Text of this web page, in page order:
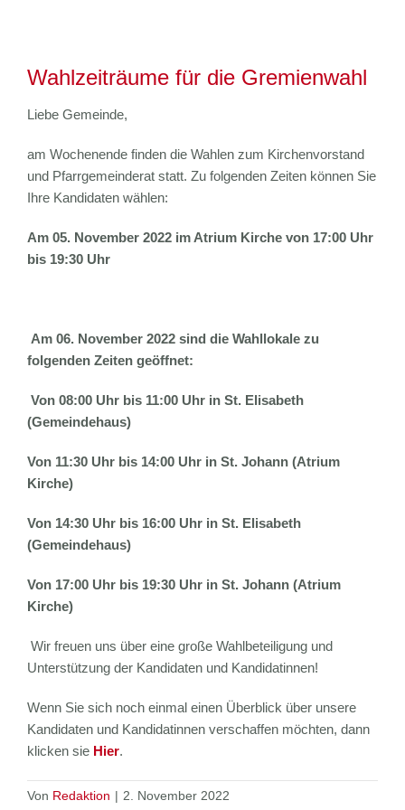
Wahlzeiträume für die Gremienwahl
Liebe Gemeinde,
am Wochenende finden die Wahlen zum Kirchenvorstand
und Pfarrgemeinderat statt. Zu folgenden Zeiten können Sie
Ihre Kandidaten wählen:
Am 05. November 2022 im Atrium Kirche von 17:00 Uhr
bis 19:30 Uhr
Am 06. November 2022 sind die Wahllokale zu
folgenden Zeiten geöffnet:
Von 08:00 Uhr bis 11:00 Uhr in St. Elisabeth
(Gemeindehaus)
Von 11:30 Uhr bis 14:00 Uhr in St. Johann (Atrium
Kirche)
Von 14:30 Uhr bis 16:00 Uhr in St. Elisabeth
(Gemeindehaus)
Von 17:00 Uhr bis 19:30 Uhr in St. Johann (Atrium
Kirche)
Wir freuen uns über eine große Wahlbeteiligung und
Unterstützung der Kandidaten und Kandidatinnen!
Wenn Sie sich noch einmal einen Überblick über unsere
Kandidaten und Kandidatinnen verschaffen möchten, dann
klicken sie Hier.
Von Redaktion | 2. November 2022